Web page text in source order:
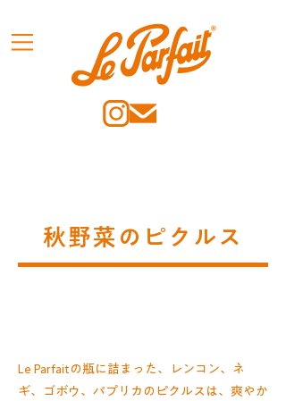
秋野菜のピクルス
Le Parfaitの瓶に詰まった、レンコン、ネ
ギ、ゴボウ、パプリカのピクルスは、爽やか